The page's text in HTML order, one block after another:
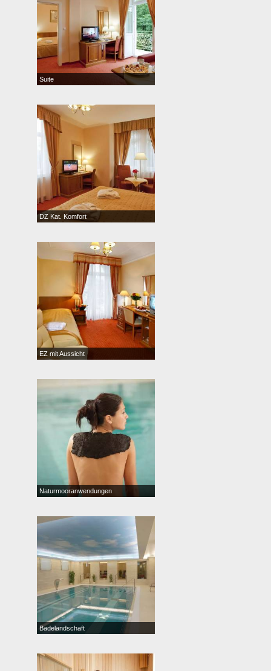
Suite
DZ Kat. Komfort
EZ mit Aussicht
Naturmooranwendungen
Badelandschaft